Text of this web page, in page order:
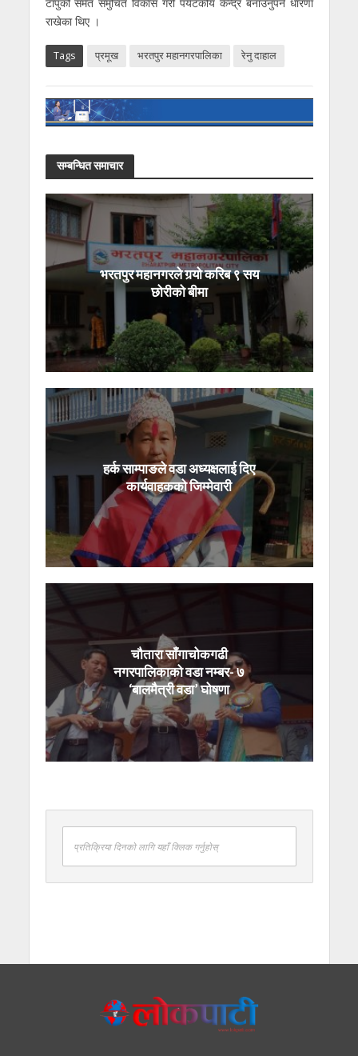
राखेका थिए ।
Tags प्रमूख भरतपुर महानगरपालिका रेनु दाहाल
सम्बन्धित समाचार
भरतपुर महानगरले गर्‍यो करिब ९ सय
छोरीको बीमा
हर्क साम्पाङले वडा अध्यक्षलाई दिए
कार्यवाहकको जिम्मेवारी
चौतारा साँगाचोकगढी
नगरपालिकाको वडा नम्बर- ७
‘बालमैत्री वडा’ घोषणा
प्रतिक्रिया दिनको लागि यहाँ क्लिक गर्नुहोस्